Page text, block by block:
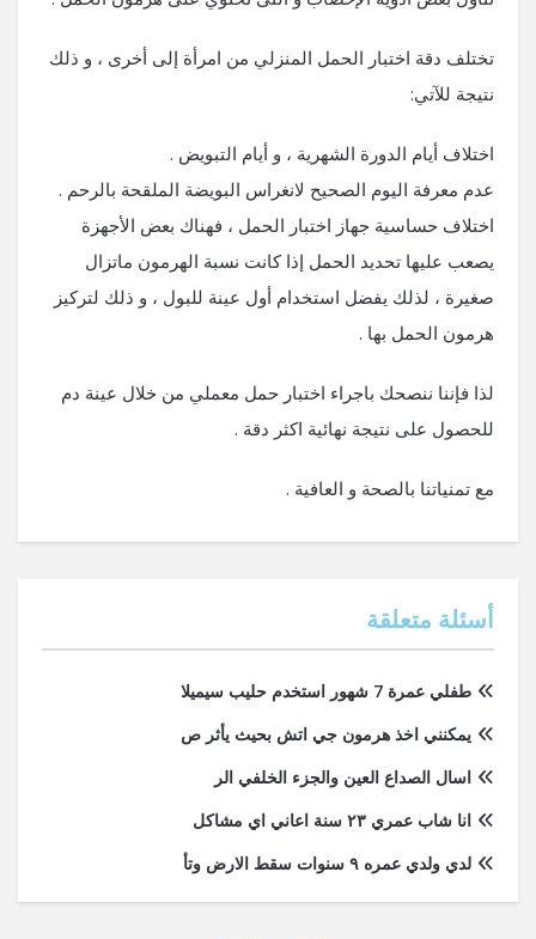
تختلف دقة اختبار الحمل المنزلي من امرأة إلى أخرى ، و ذلك
نتيجة للآتي:
اختلاف أيام الدورة الشهرية ، و أيام التبويض .
عدم معرفة اليوم الصحيح لانغراس البويضة الملقحة بالرحم .
اختلاف حساسية جهاز اختبار الحمل ، فهناك بعض الأجهزة
يصعب عليها تحديد الحمل إذا كانت نسبة الهرمون ماتزال
صغيرة ، لذلك يفضل استخدام أول عينة للبول ، و ذلك لتركيز
هرمون الحمل بها .
لذا فإننا ننصحك باجراء اختبار حمل معملي من خلال عينة دم
للحصول على نتيجة نهائية اكثر دقة .
مع تمنياتنا بالصحة و العافية .
أسئلة متعلقة
طفلي عمرة 7 شهور استخدم حليب سيميلا
يمكنني اخذ هرمون جي اتش بحيث يأثر ص
اسال الصداع العين والجزء الخلفي الر
انا شاب عمري ٢٣ سنة اعاني اي مشاكل
لدي ولدي عمره ٩ سنوات سقط الارض وتأ